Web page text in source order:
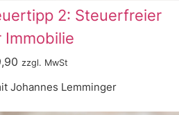
2: Steuerfreier
Immobilie
zzgl. MwSt
Johannes Lemminger